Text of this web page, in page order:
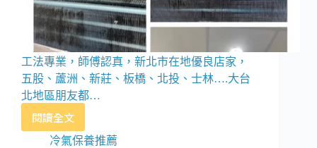
工法專業，師傅認真，新北市在地優良店家，
五股、蘆洲、新莊、板橋、北投、士林….大台
北地區朋友都…
閱讀全文
新
北
冷氣保養推薦